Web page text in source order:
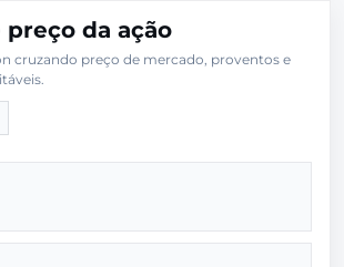
preço da ação
cruzando preço de mercado, proventos e